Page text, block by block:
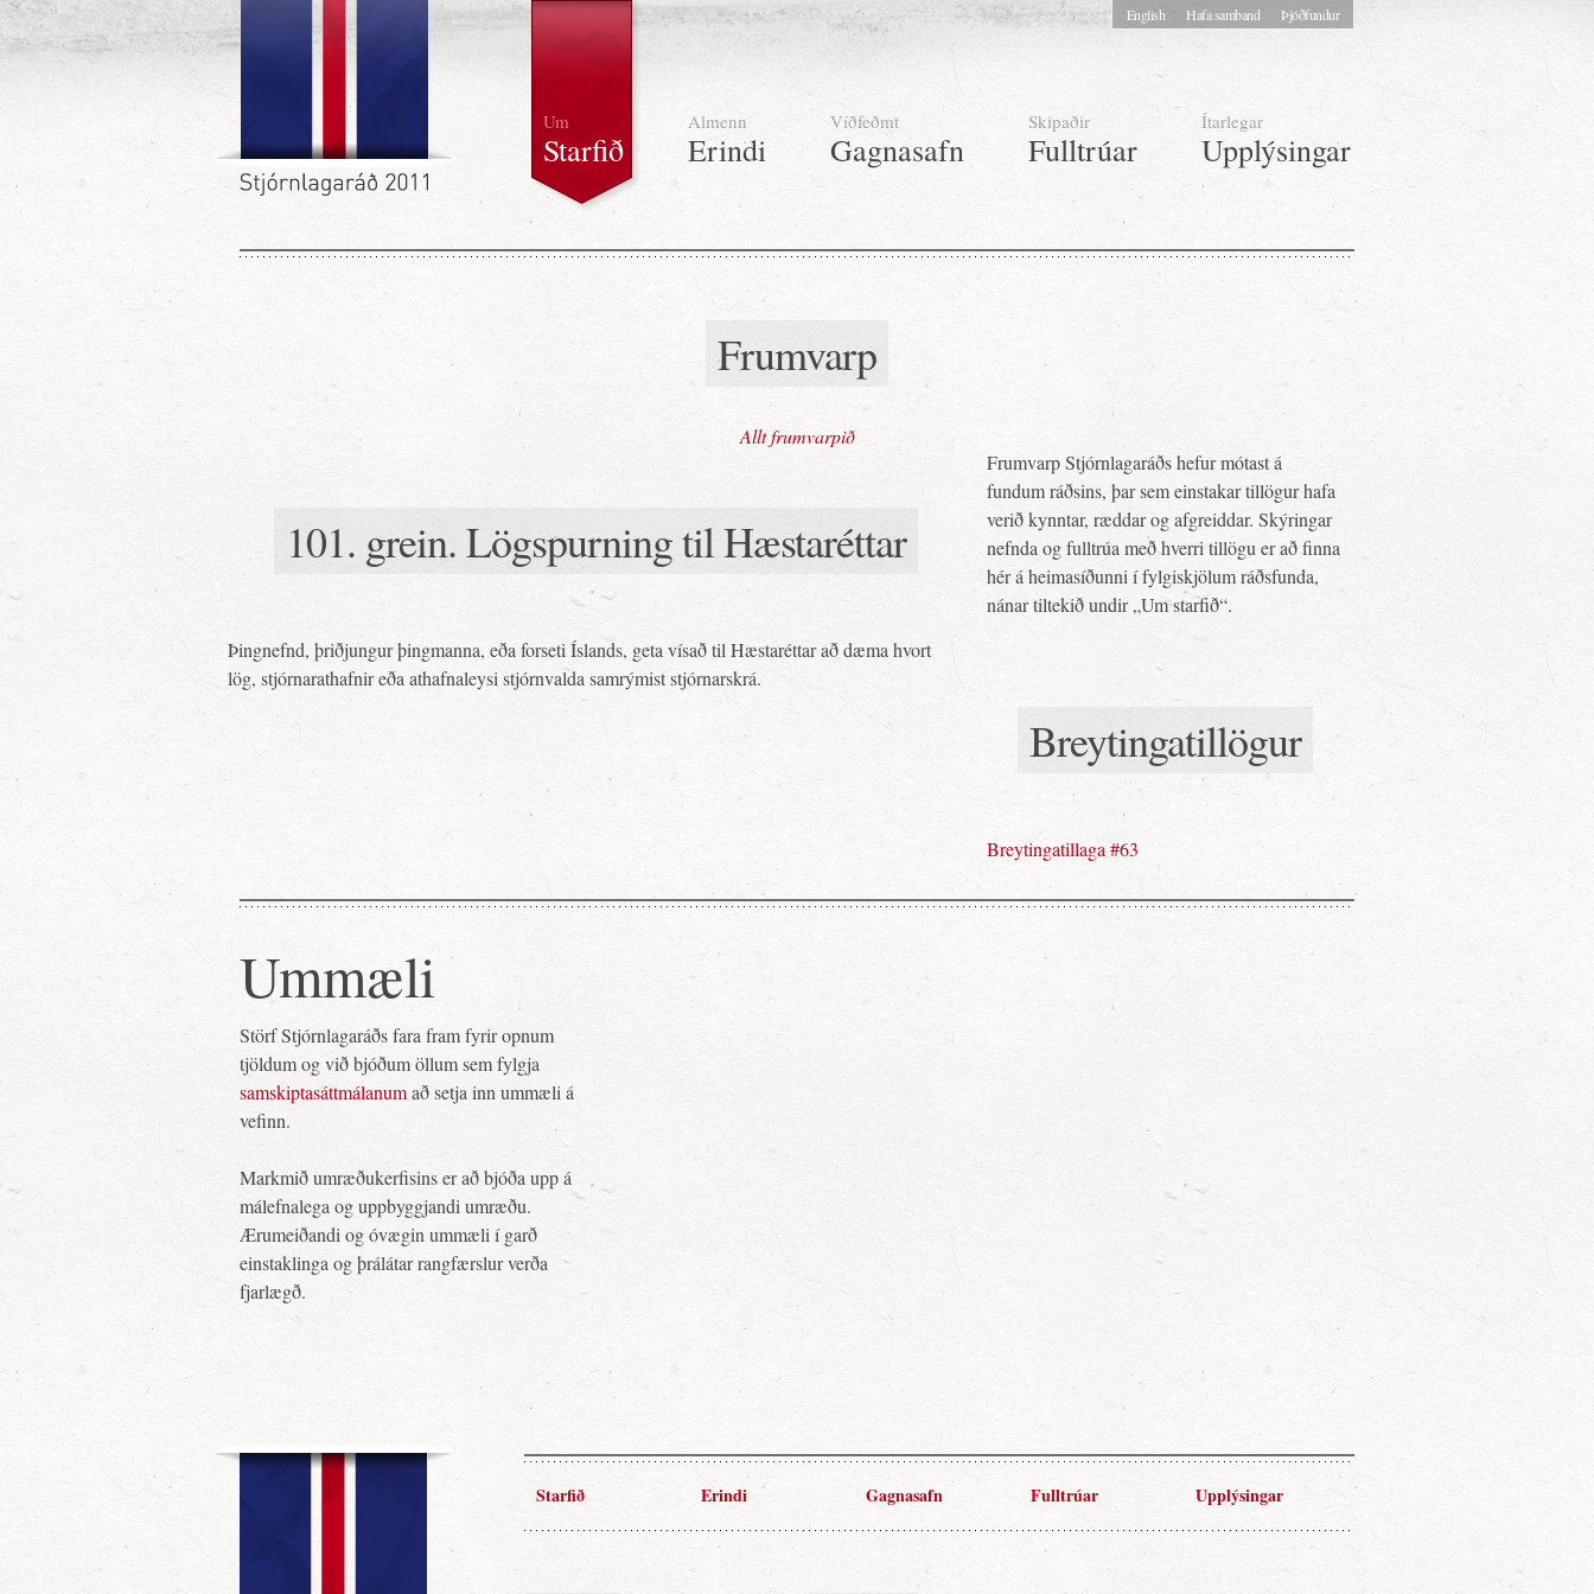
Um
Starfið
Almenn
Erindi
Víðfeðmt
Gagnasafn
Skipaðir
Fulltrúar
Ítarlegar
Upplýsingar
English Hafa samband Þjóðfundur
Frumvarp
Allt frumvarpið
101. grein. Lögspurning til Hæstaréttar
Þingnefnd, þriðjungur þingmanna, eða forseti Íslands, geta vísað til Hæstaréttar að dæma hvort
lög, stjórnarathafnir eða athafnaleysi stjórnvalda samrýmist stjórnarskrá.
Frumvarp Stjórnlagaráðs hefur mótast á
fundum ráðsins, þar sem einstakar tillögur hafa
verið kynntar, ræddar og afgreiddar. Skýringar
nefnda og fulltrúa með hverri tillögu er að finna
hér á heimasíðunni í fylgiskjölum ráðsfunda,
nánar tiltekið undir „Um starfið“.
Breytingatillögur
Breytingatillaga #63
Ummæli
Störf Stjórnlagaráðs fara fram fyrir opnum
tjöldum og við bjóðum öllum sem fylgja
samskiptasáttmálanumað setja inn ummæli á
vefinn.
Markmið umræðukerfisins er að bjóða upp á
málefnalega og uppbyggjandi umræðu.
Ærumeiðandi og óvægin ummæli í garð
einstaklinga og þrálátar rangfærslur verða
fjarlægð.
Starfið Erindi Gagnasafn Fulltrúar Upplýsingar